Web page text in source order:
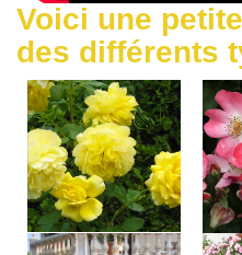
Voici une
des différents